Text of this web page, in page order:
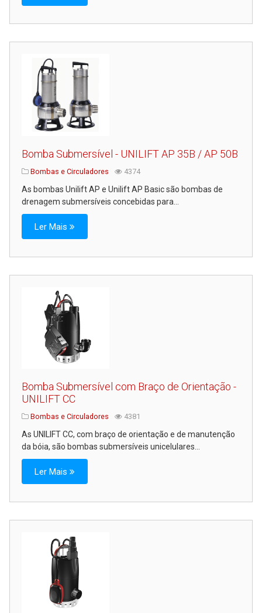
Bomba Submersível - UNILIFT AP 35B / AP 50B
Bombas e Circuladores 4374
As bombas Unilift AP e Unilift AP Basic são bombas de
drenagem submersíveis concebidas para...
Ler Mais
Bomba Submersível com Braço de Orientação -
UNILIFT CC
Bombas e Circuladores 4381
As UNILIFT CC, com braço de orientação e de manutenção
da bóia, são bombas submersíveis unicelulares...
Ler Mais